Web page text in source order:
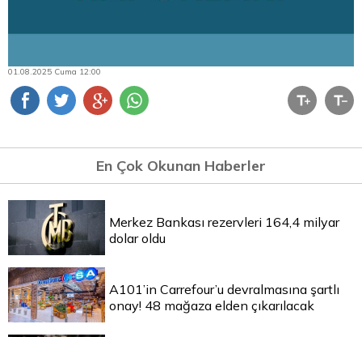
01.08.2025 Cuma 12:00
En Çok Okunan Haberler
Merkez Bankası rezervleri 164,4 milyar
dolar oldu
A101’in Carrefour’u devralmasına şartlı
onay! 48 mağaza elden çıkarılacak